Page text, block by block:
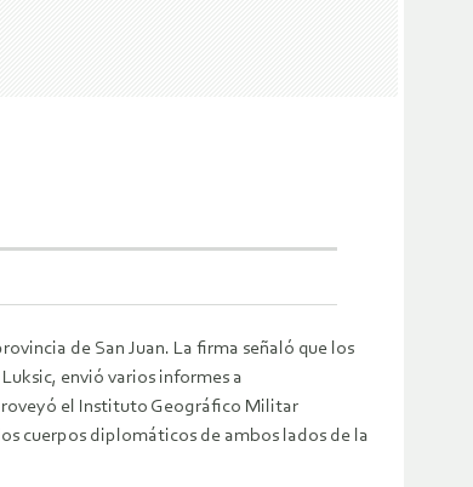
de San Juan. La firma señaló que los
envió varios informes a
el Instituto Geográfico Militar
cuerpos diplomáticos de ambos lados de la